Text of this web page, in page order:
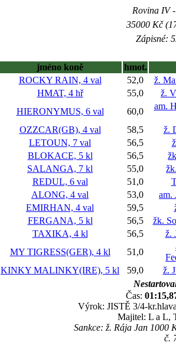
Rovina IV
35000 Kč
Zápisné:
jméno koně
hmot.
ROCKY RAIN, 4 val 52,0
ž.
HMAT, 4 hř 55,0
ž.
HIERONYMUS, 6 val 60,0
am.
OZZCAR(GB), 4 val 58,5
ž.
LETOUN, 7 val 56,5
BLOKACE, 5 kl 56,5
SALANGA, 7 kl 55,0
REDUL, 6 val 51,0
ALONG, 4 val 53,0
am.
EMIRHAN, 4 val 59,5
FERGANA, 5 kl 56,5
žk.
TAXIKA, 4 kl 56,5
ž.
MY TIGRESS(GER), 4 kl 51,0
KINKY MALINKY(IRE), 5 kl 59,0
ž.
Čas:
Výrok: JISTĚ 3/4-
Majitel: L a L,
Sankce: ž. Rája Jan 1000
č.